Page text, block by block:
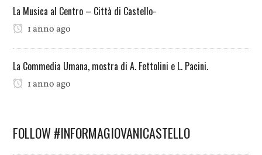
La Musica al Centro – Città di Castello-
1 anno ago
La Commedia Umana, mostra di A. Fettolini e L. Pacini.
1 anno ago
FOLLOW #INFORMAGIOVANICASTELLO